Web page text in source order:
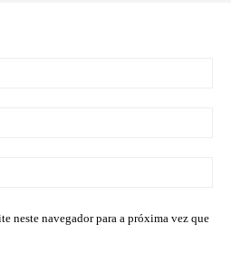
neste navegador para a próxima vez que